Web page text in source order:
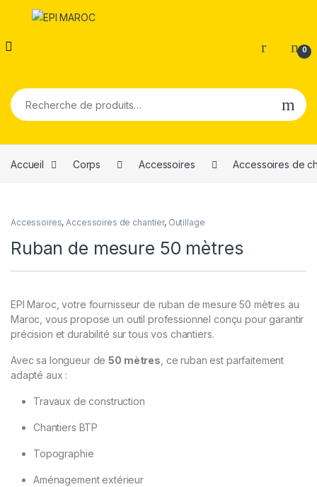
0
Recherche pour :
Accueil Corps Accessoires Accessoires de
Accessoires,Accessoires de chantier, Outillage
Ruban de mesure 50 mètres
EPI Maroc, votre fournisseur de ruban de mesure 50 mètres au
Maroc, vous propose un outil professionnel conçu pour garantir
précision et durabilité sur tous vos chantiers.
Avec sa longueur de50 mètres , ce ruban est parfaitement
adapté aux :
Travaux de construction
Chantiers BTP
Topographie
Aménagement extérieur